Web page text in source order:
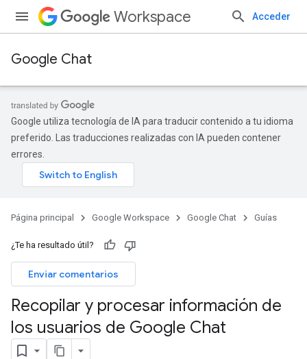
Workspace Acceder
Google Chat
Google utiliza tecnología de IA para traducir contenido a tu idioma
preferido. Las traducciones realizadas con IA pueden contener
errores.
Página principal Google Workspace Google Chat Guías
¿Te ha resultado útil?
Enviar comentarios
Recopilar y procesar información de
los usuarios de Google Chat